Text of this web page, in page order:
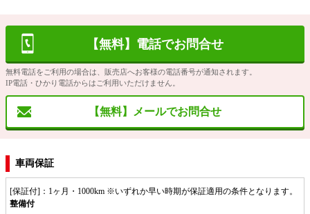
【無料】電話でお問合せ
無料電話をご利用の場合は、販売店へお客様の電話番号が通知されます。
IP電話・ひかり電話からはご利用いただけません。
【無料】メールでお問合せ
車両保証
[保証付]：1ヶ月・1000km ※いずれか早い時期が保証適用の条件となります。
整備付